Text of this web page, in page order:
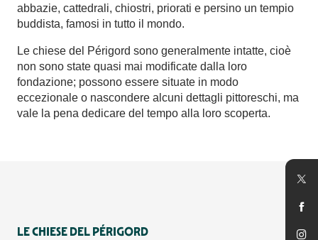
abbazie, cattedrali, chiostri, priorati e persino un tempio
buddista, famosi in tutto il mondo.
Le chiese del Périgord sono generalmente intatte, cioè
non sono state quasi mai modificate dalla loro
fondazione; possono essere situate in modo
eccezionale o nascondere alcuni dettagli pittoreschi, ma
vale la pena dedicare del tempo alla loro scoperta.
LE CHIESE DEL PÉRIGORD